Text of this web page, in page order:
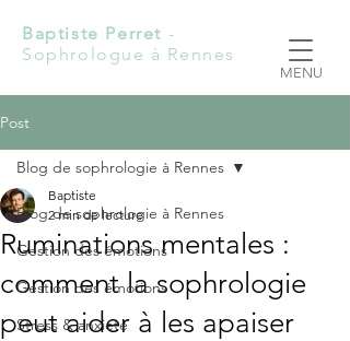
Baptiste Perret -
Sophrologue à Rennes
MENU
Post
Blog de sophrologie à Rennes
Gestion des émotions
Gestion des émotions
Stress & anxiété
Blog de sophrologie à Rennes
Ruminations mentales :
comment la sophrologie
peut aider à les apaiser
Baptiste
2 min de lecture